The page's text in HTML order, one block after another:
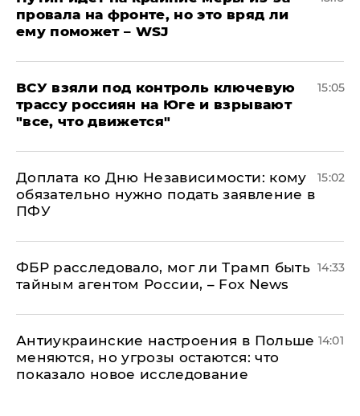
провала на фронте, но это вряд ли
ему поможет – WSJ
ВСУ взяли под контроль ключевую
трассу россиян на Юге и взрывают
"все, что движется"
15:05
Доплата ко Дню Независимости: кому
обязательно нужно подать заявление в
ПФУ
15:02
ФБР расследовало, мог ли Трамп быть
тайным агентом России, – Fox News
14:33
Антиукраинские настроения в Польше
меняются, но угрозы остаются: что
показало новое исследование
14:01